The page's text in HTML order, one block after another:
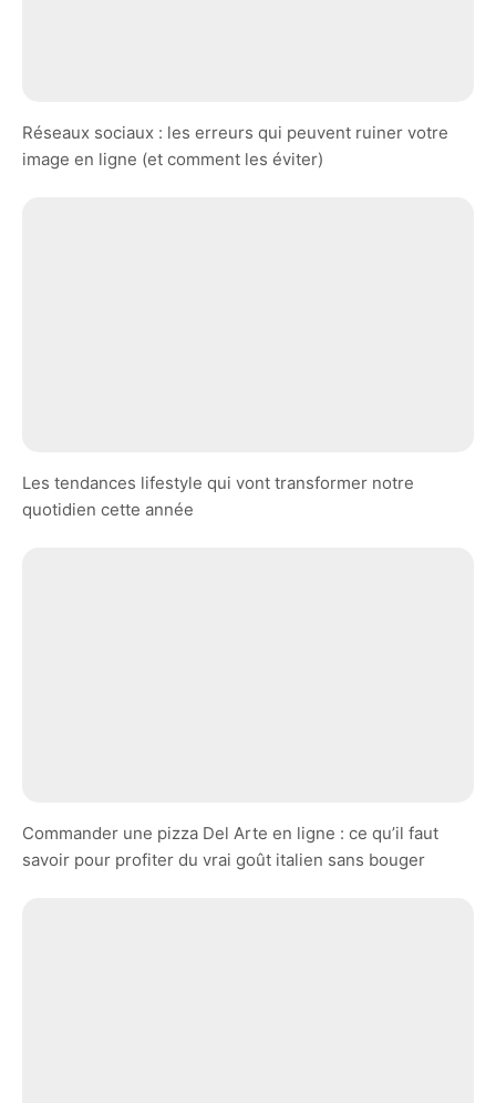
Réseaux sociaux : les erreurs qui peuvent ruiner votre
image en ligne (et comment les éviter)
Les tendances lifestyle qui vont transformer notre
quotidien cette année
Commander une pizza Del Arte en ligne : ce qu’il faut
savoir pour profiter du vrai goût italien sans bouger